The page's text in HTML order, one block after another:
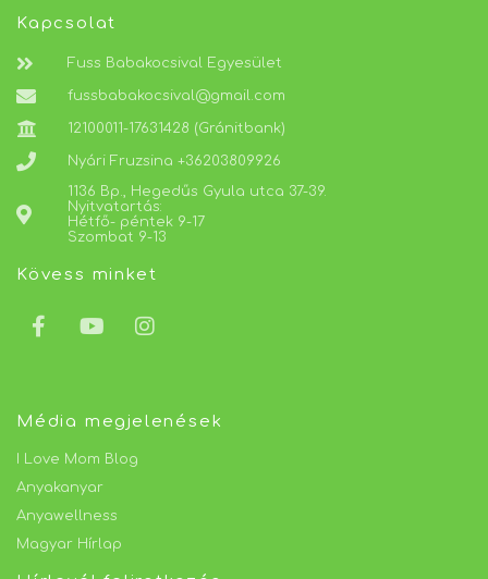
Kapcsolat
Fuss Babakocsival Egyesület
fussbabakocsival@gmail.com
12100011-17631428 (Gránitbank)
Nyári Fruzsina +36203809926
1136 Bp., Hegedűs Gyula utca 37-39.
Nyitvatartás:
Hétfő- péntek 9-17
Szombat 9-13
Kövess minket
Média megjelenések
I Love Mom Blog
Anyakanyar
Anyawellness
Magyar Hírlap